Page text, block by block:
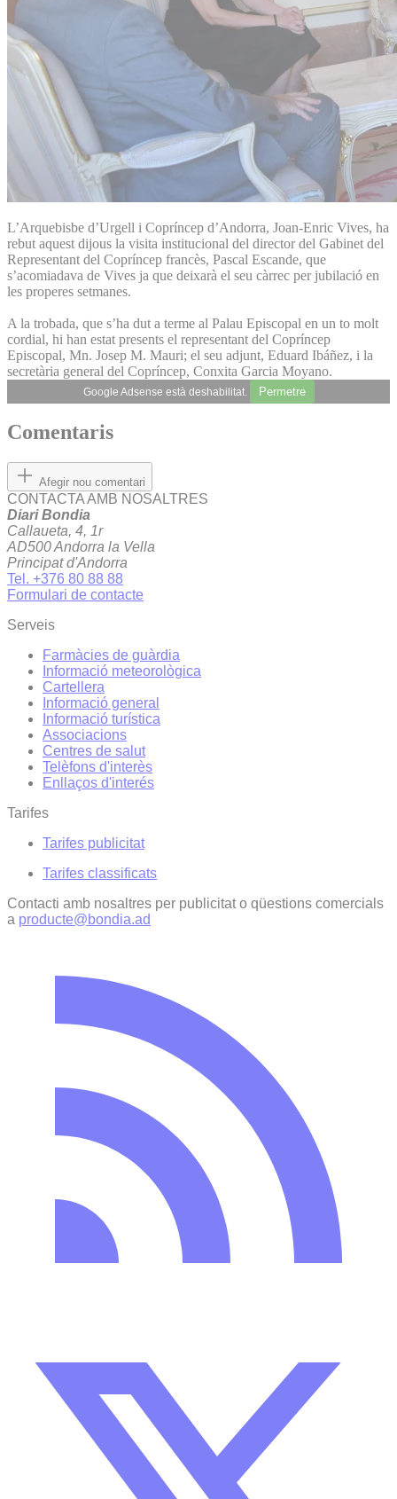
L’Arquebisbe d’Urgell i Copríncep d’Andorra, Joan-Enric Vives, ha
rebut aquest dijous la visita institucional del director del Gabinet del
Representant del Copríncep francès, Pascal Escande, que
s’acomiadava de Vives ja que deixarà el seu càrrec per jubilació en
les properes setmanes.
A la trobada, que s’ha dut a terme al Palau Episcopal en un to molt
cordial, hi han estat presents el representant del Copríncep
Episcopal, Mn. Josep M. Mauri; el seu adjunt, Eduard Ibáñez, i la
secretària general del Copríncep, Conxita Garcia Moyano.
Google Adsense està deshabilitat. Permetre
Comentaris
Afegir nou comentari
CONTACTA AMB NOSALTRES
Diari Bondia
Callaueta, 4, 1r
AD500 Andorra la Vella
Principat d'Andorra
Tel. +376 80 88 88
Formulari de contacte
Serveis
Farmàcies de guàrdia
Informació meteorològica
Cartellera
Informació general
Informació turística
Associacions
Centres de salut
Telèfons d'interès
Enllaços d'interés
Tarifes
Tarifes publicitat
Tarifes classificats
Contacti amb nosaltres per publicitat o qüestions comercials
a producte@bondia.ad